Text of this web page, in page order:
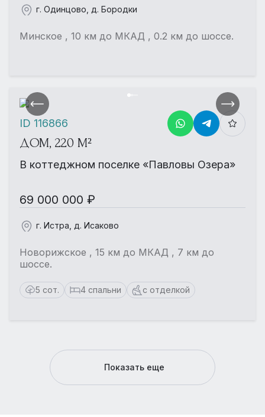
г. Одинцово, д. Бородки
Минское , 10 км до МКАД , 0.2 км до шоссе.
ДОМ, 220 М²
В коттеджном поселке «Павловы Озера»
69 000 000 ₽
г. Истра, д. Исаково
Новорижское , 15 км до МКАД , 7 км до
шоссе.
5 сот. 4 спальни с отделкой
ID 116866
Показать еще